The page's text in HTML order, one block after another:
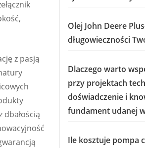
z pasją
Olej John Deere
długowieczności
Dlaczego warto
przy projektach
doświadczenie i
fundament udanej
Ile kosztuje pompa